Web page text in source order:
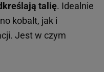
talię. Idealnie
kobalt, jak i
Jest w czym